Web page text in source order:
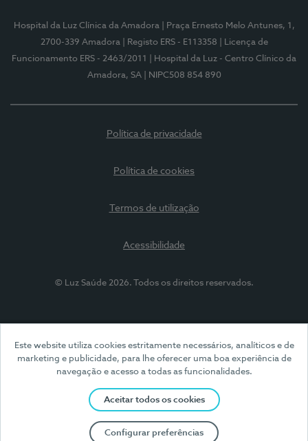
Este website utiliza cookies estritamente necessários, analíticos e de
marketing e publicidade, para lhe oferecer uma boa experiência de
navegação e acesso a todas as funcionalidades.
Aceitar todos os cookies
Configurar preferências
Hospital da Luz Clínica da Amadora
| Praça Ernesto Melo Antunes, 1,
2700-339 Amadora
| Registo ERS - E113358
| Licença de
Funcionamento ERS - 2463/2011
| Hospital da Luz - Centro Clínico da
Amadora, SA
| NIPC508 854 890
Política de privacidade
Política de cookies
Termos de utilização
Acessibilidade
© Luz Saúde 2026. Todos os direitos reservados.